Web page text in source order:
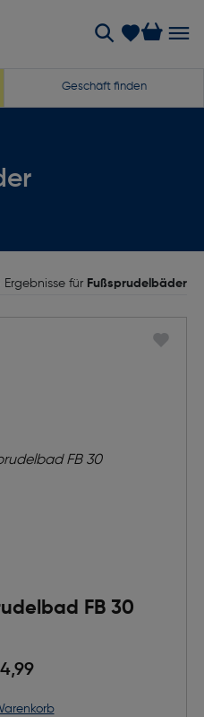
Geschäft finden
Ergebnisse für Fußsprudelbäder
FB 30